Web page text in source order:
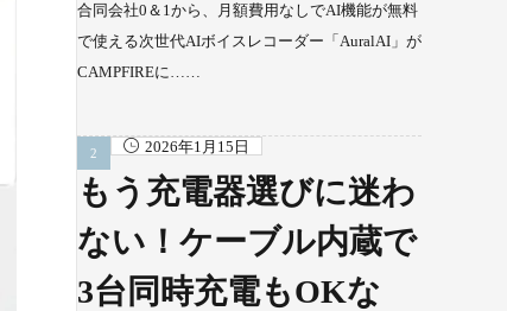
合同会社0＆1から、月額費用なしでAI機能が無料
で使える次世代AIボイスレコーダー「AuralAI」が
CAMPFIREに……
2026年1月15日
もう充電器選びに迷わ
ない！ケーブル内蔵で
3台同時充電もOKな